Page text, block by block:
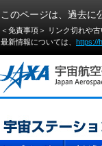
このページは、過去に
＜免責事項＞ リンク切れや
最新情報については、 https://